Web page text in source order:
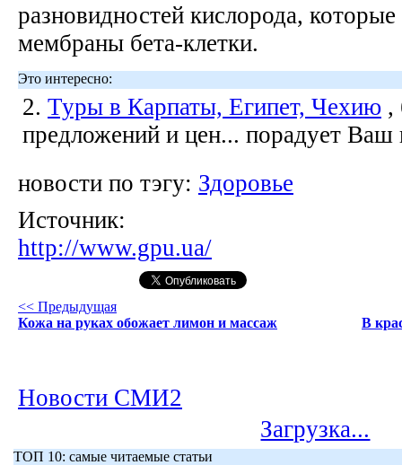
разновидностей кислорода,
мембраны бета-клетки.
Это интересно:
2. Туры в Карпаты, Египет, Чехию ,
предложений и цен... порадует Ваш
новости по тэгу: Здоровье
Источник:
http://www.gpu.ua/
<< Предыдущая
Кожа на руках обожает лимон и массаж
В
Новости СМИ2
Загрузка...
ТОП 10: самые читаемые статьи